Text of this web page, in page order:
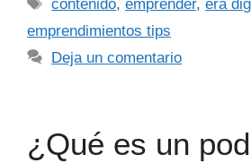
contenido,emprender,era
emprendimientos tips
Deja un comentario
¿Qué es un